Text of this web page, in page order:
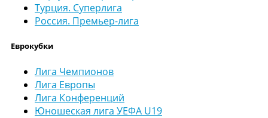
Турция. Суперлига
Россия. Премьер-лига
Еврокубки
Лига Чемпионов
Лига Европы
Лига Конференций
Юношеская лига УЕФА U19